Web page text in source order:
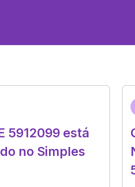
5912099 está
no Simples